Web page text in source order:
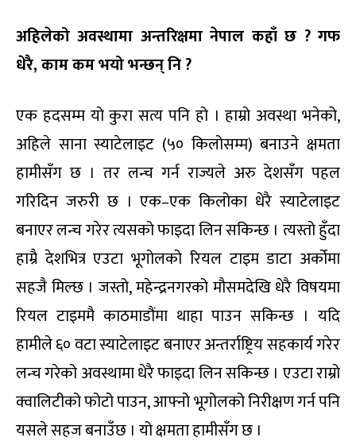
अहिलेको अवस्थामा अन्तरिक्षमा नेपाल कहाँ छ ? गफ
धेरै, काम कम भयो भन्छन् नि ?
एक हदसम्म यो कुरा सत्य पनि हो । हाम्रो अवस्था भनेको,
अहिले साना स्याटेलाइट (५० किलोसम्म) बनाउने क्षमता
हामीसँग छ । तर लन्च गर्न राज्यले अरु देशसँग पहल
गरिदिन जरुरी छ । एक–एक किलोका धेरै स्याटेलाइट
बनाएर लन्च गरेर त्यसको फाइदा लिन सकिन्छ । त्यस्तो हुँदा
हाम्रै देशभित्र एउटा भूगोलको रियल टाइम डाटा अर्कोमा
सहजै मिल्छ । जस्तो, महेन्द्रनगरको मौसमदेखि धेरै विषयमा
रियल टाइममै काठमाडौंमा थाहा पाउन सकिन्छ । यदि
हामीले ६० वटा स्याटेलाइट बनाएर अन्तर्राष्ट्रिय सहकार्य गरेर
लन्च गरेको अवस्थामा धेरै फाइदा लिन सकिन्छ । एउटा राम्रो
क्वालिटीको फोटो पाउन, आफ्नो भूगोलको निरीक्षण गर्न पनि
यसले सहज बनाउँछ । यो क्षमता हामीसँग छ ।